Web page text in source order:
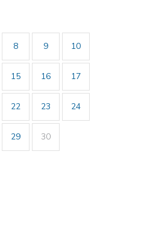
8 9 10
15 16 17
22 23 24
29 30